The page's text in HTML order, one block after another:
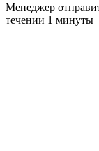
Менеджер
течении 1 минуты